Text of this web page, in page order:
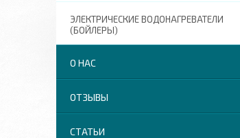
ЭЛЕКТРИЧЕСКИЕ ВОДОНАГРЕВАТЕЛИ
(БОЙЛЕРЫ)
О НАС
ОТЗЫВЫ
СТАТЬИ